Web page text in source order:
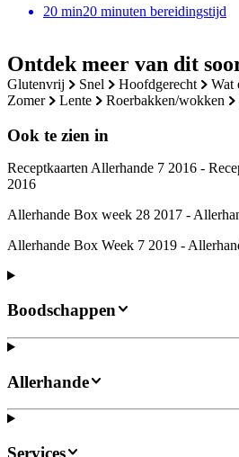
Ontdek meer van dit
glutenvrij snel hoofdgerecht
zomer
lente roerbakken/wokken
Ook te zien in
Receptkaarten Allerhande 7 2016 -
2016
Allerhande Box week 28 2017 -
Allerhande Box Week 7 2019 -
20 min20 minuten bereidingstijd
Boodschappen
Allerhande
Services